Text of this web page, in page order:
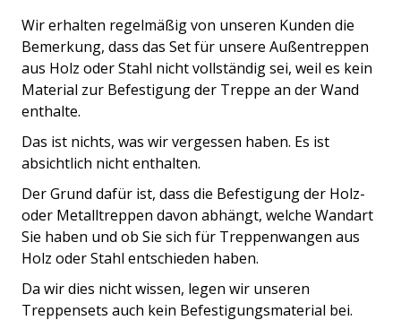
Wir erhalten regelmäßig von unseren Kunden die
Bemerkung, dass das Set für unsere Außentreppen
aus Holz oder Stahl nicht vollständig sei, weil es kein
Material zur Befestigung der Treppe an der Wand
enthalte.
Das ist nichts, was wir vergessen haben. Es ist
absichtlich nicht enthalten.
Der Grund dafür ist, dass die Befestigung der Holz-
oder Metalltreppen davon abhängt, welche Wandart
Sie haben und ob Sie sich für Treppenwangen aus
Holz oder Stahl entschieden haben.
Da wir dies nicht wissen, legen wir unseren
Treppensets auch kein Befestigungsmaterial bei.